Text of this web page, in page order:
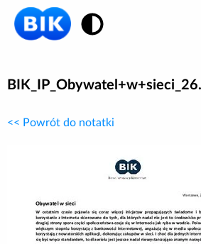
Informacje prasowe
Publikacje BIK
<< Powrót do notatki